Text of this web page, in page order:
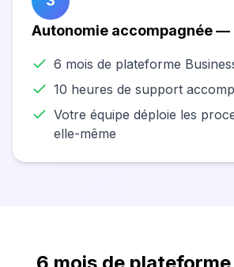
Autonomie accompagnée —
6 mois de plateforme
10 heures de support
Votre équipe déploie les
elle-même